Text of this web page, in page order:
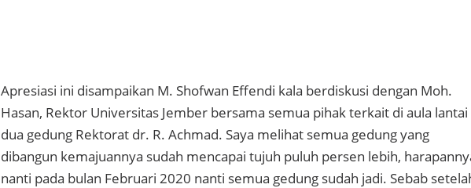
Apresiasi ini disampaikan M. Shofwan Effendi kala berdiskusi dengan Moh.
Hasan, Rektor Universitas Jember bersama semua pihak terkait di aula lantai
dua gedung Rektorat dr. R. Achmad. Saya melihat semua gedung yang
dibangun kemajuannya sudah mencapai tujuh puluh persen lebih,
nanti pada bulan Februari 2020 nanti semua gedung sudah jadi. Sebab